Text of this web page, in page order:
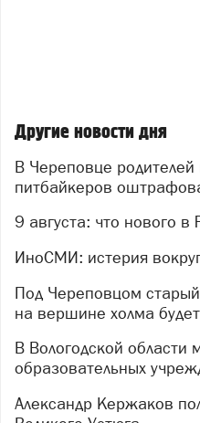
Другие новости дня
В Череповце родителей несовершеннолетних
питбайкеров
9 августа: что нового в
ИноСМИ: истерия
Под Череповцом старый храм засыпали землей,
на вершине холма
В Вологодской области модернизируют 42
образовательных
Александр Кержаков получил памятный мяч из